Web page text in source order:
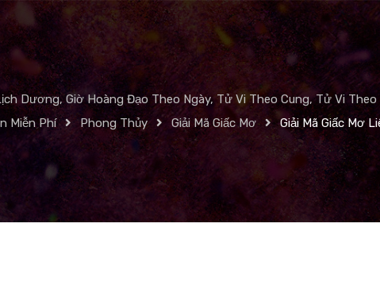
Dương, Giờ Hoàng Đạo Theo Ngày, Tử Vi Theo Cung, Tử Vi
Miễn Phí
Phong Thủy Giải Mã Giấc Mơ Giải Mã Giấc Mơ